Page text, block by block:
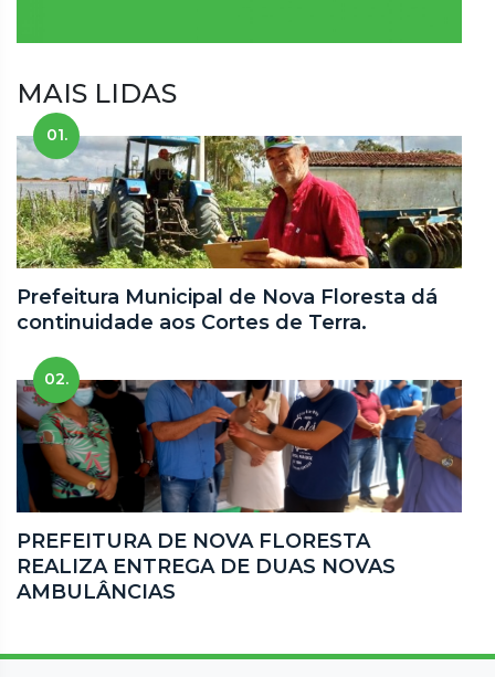
MAIS LIDAS
01.
Prefeitura Municipal de Nova Floresta dá
continuidade aos Cortes de Terra.
02.
PREFEITURA DE NOVA FLORESTA
REALIZA ENTREGA DE DUAS NOVAS
AMBULÂNCIAS